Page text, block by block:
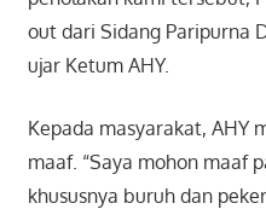
out dari Sidang Paripurna
ujar Ketum AHY.
Kepada masyarakat, AHY
maaf. “Saya mohon maaf
khususnya buruh dan